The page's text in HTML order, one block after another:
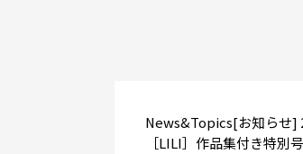
News&Topics[お知らせ]
［LILI］作品集付き特